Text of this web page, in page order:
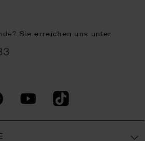
Sie erreichen uns unter
PinterestYouTubeTikTok